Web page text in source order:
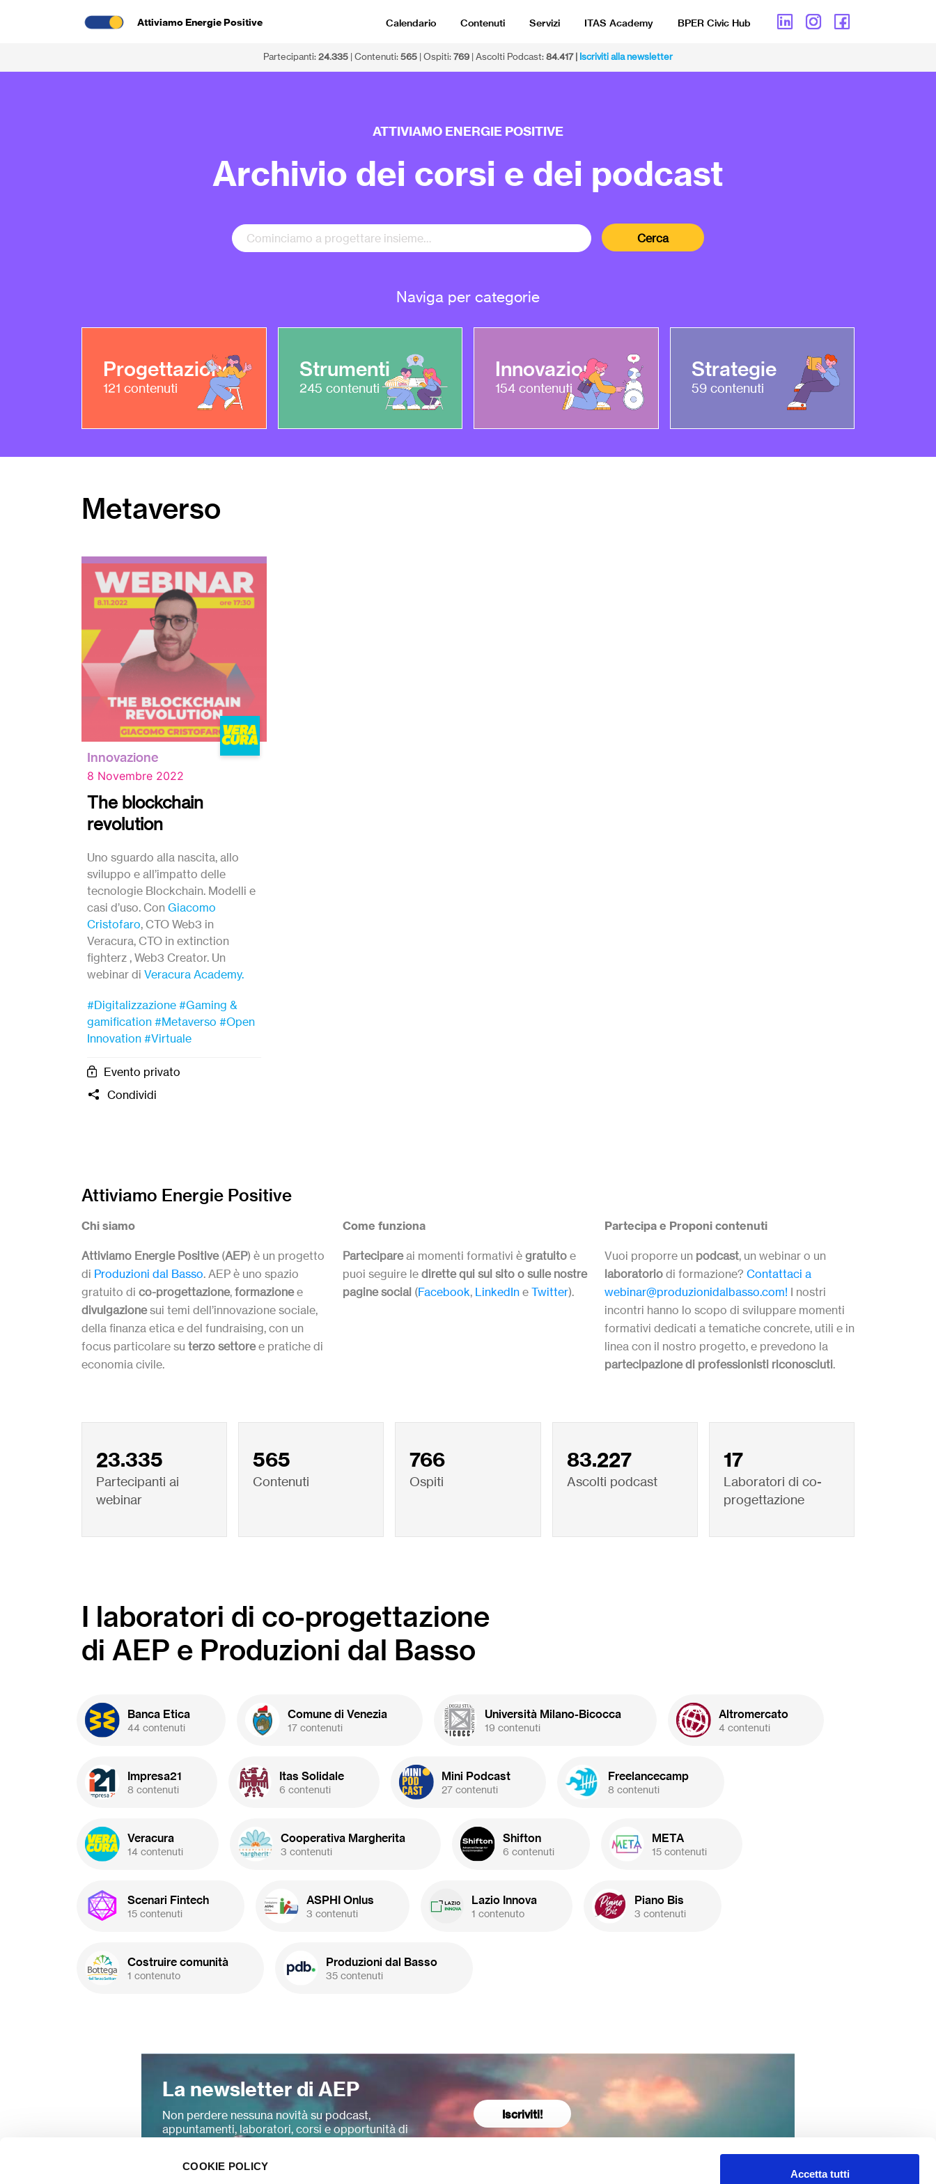
COOKIE POLICY
Accetta tutti
Attiviamo Energie Positive Calendario Contenuti Servizi ITAS Academy BPER Civic Hub
Partecipanti: 24.335 | Contenuti: 565 | Ospiti: 769 | Ascolti Podcast: 84.417 | Iscriviti alla newsletter
ATTIVIAMO ENERGIE POSITIVE
Archivio dei corsi e dei podcast
Naviga per categorie
Progettazione
121 contenuti
Strumenti
245 contenuti
Innovazione
154 contenuti
Strategie
59contenuti
Metaverso
Innovazione
8 Novembre 2022
The blockchain
revolution
Uno sguardo alla nascita, allo
sviluppo e all’impatto delle
tecnologie Blockchain. Modelli e
casi d’uso. Con Giacomo
Cristofaro, CTO Web3 in
Veracura, CTO in extinction
fighterz , Web3 Creator. Un
webinar di Veracura Academy.
#Digitalizzazione #Gaming &
gamification #Metaverso #Open
Innovation #Virtuale
Evento privato
Condividi
Attiviamo Energie Positive
Chi siamo
Attiviamo Energie Positive(AEP) è un progetto
di Produzioni dal Basso. AEP è uno spazio
gratuito di co-progettazione, formazionee
divulgazionesui temi dell’innovazione sociale,
della finanza etica e del fundraising, con un
focus particolare su terzo settoree pratiche di
economia civile.
Come funziona
Partecipareai momenti formativi ègratuito e
puoi seguire ledirette qui sul sito o sulle nostre
pagine social (Facebook, LinkedIn eTwitter).
Partecipa e Proponi contenuti
Vuoi proporre un podcast, un webinar o un
laboratoriodi formazione? Contattaci a
webinar@produzionidalbasso.com! I nostri
incontri hanno lo scopo di sviluppare momenti
formativi dedicati a tematiche concrete, utili e in
linea con il nostro progetto, e prevedono la
partecipazione di professionisti riconosciuti.
23.335
Partecipanti ai
webinar
565
Contenuti
766
Ospiti
83.227
Ascolti podcast
17
Laboratori di co-
progettazione
I laboratori di co-progettazione
di AEP e Produzioni dal Basso
Banca Etica
44 contenuti
Comune di Venezia
17 contenuti
Università Milano-Bicocca
19 contenuti
Altromercato
4 contenuti
Impresa21
8 contenuti
Itas Solidale
6 contenuti
Mini Podcast
27 contenuti
Freelancecamp
8 contenuti
Veracura
14 contenuti
Cooperativa Margherita
3 contenuti
Shifton
6 contenuti
META
15 contenuti
Scenari Fintech
15 contenuti
ASPHI Onlus
3 contenuti
Lazio Innova
1 contenuto
Piano Bis
3 contenuti
Costruire comunità
1 contenuto
Produzioni dal Basso
35 contenuti
La newsletter di AEP
Non perdere nessuna novità su podcast,
appuntamenti, laboratori, corsi e opportunità di
Iscriviti!